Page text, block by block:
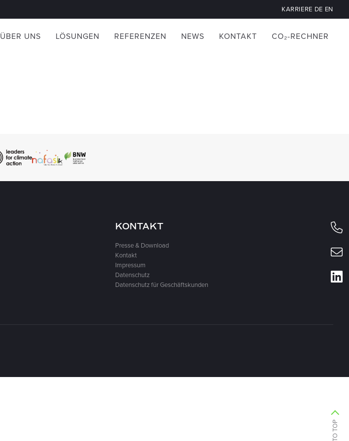
KARRIERE DE EN
ÜBER UNS LÖSUNGEN REFERENZEN NEWS KONTAKT CO₂-RECHNER
KONTAKT
Presse & Download
Kontakt
Impressum
Datenschutz
Datenschutz für Geschäftskunden